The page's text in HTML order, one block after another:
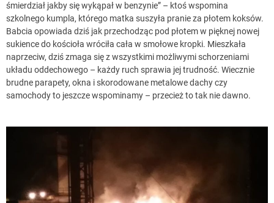
śmierdział jakby się wykąpał w benzynie” – ktoś wspomina
szkolnego kumpla, którego matka suszyła pranie za płotem koksów.
Babcia opowiada dziś jak przechodząc pod płotem w pięknej nowej
sukience do kościoła wróciła cała w smołowe kropki. Mieszkała
naprzeciw, dziś zmaga się z wszystkimi możliwymi schorzeniami
układu oddechowego – każdy ruch sprawia jej trudność. Wiecznie
brudne parapety, okna i skorodowane metalowe dachy czy
samochody to jeszcze wspominamy – przecież to tak nie dawno.